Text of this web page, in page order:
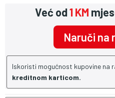
Već od1 KM
Naruči na
Iskoristi mogućnost kupovine na
kreditnom karticom.